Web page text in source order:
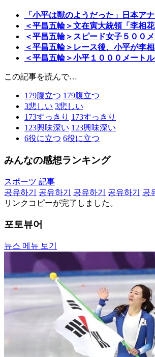
「小平は獣のようだった」日本ア
＜平昌五輪＞文在寅大統領「李相
＜平昌五輪＞スピード女子５００
＜平昌五輪＞レース後、小平が李
＜平昌五輪＞小平１０００メート
この記事を読んで…
179腹立つ 179腹立つ
3悲しい 3悲しい
173すっきり 173すっきり
123興味深い 123興味深い
6役に立つ 6役に立つ
みんなの感想ランキング
スポーツ 記事
공유하기
공유하기 공유하기 공유하기
공
リンクコピーが完了しました。
포토뷰어
뉴스 메뉴 보기